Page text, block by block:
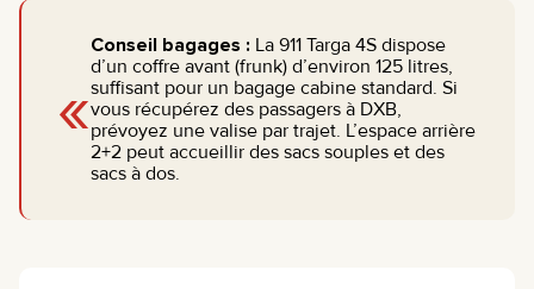
«
Conseil bagages : La 911 Targa 4S dispose
d’un coffre avant (frunk) d’environ 125 litres,
suffisant pour un bagage cabine standard. Si
vous récupérez des passagers à DXB,
prévoyez une valise par trajet. L’espace arrière
2+2 peut accueillir des sacs souples et des
sacs à dos.